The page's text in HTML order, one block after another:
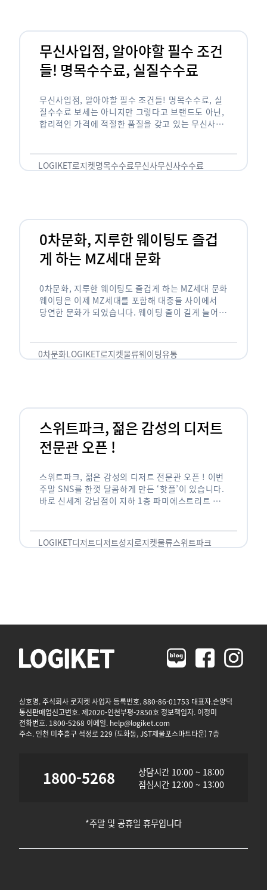
무신사입점, 알아야할 필수 조건
들! 명목수수료, 실질수수료
무신사입점, 알아야할 필수 조건들! 명목수수료, 실
질수수료 보세는 아니지만 그렇다고 브랜드도 아닌,
합리적인 가격에 적절한 품질을 갖고 있는 무신사!
LOGIKET로지켓명목수수료무신사무신사수수료
0차문화, 지루한 웨이팅도 즐겁
게 하는 MZ세대 문화
0차문화, 지루한 웨이팅도 즐겁게 하는 MZ세대 문화
웨이팅은 이제 MZ세대를 포함해 대중들 사이에서
당연한 문화가 되었습니다. 웨이팅 줄이 길게 늘어서
0차문화LOGIKET로지켓물류웨이팅유통
스위트파크, 젊은 감성의 디저트
전문관 오픈 !
스위트파크, 젊은 감성의 디저트 전문관 오픈 ! 이번
주말 SNS를 한껏 달콤하게 만든 ‘핫플’이 있습니다.
바로 신세계 강남점이 지하 1층 파미에스트리트 분
LOGIKET디저트디저트성지 로지켓물류스위트파크
상호명. 주식회사 로지켓 사업자 등록번호. 880-86-01753 대표자.손양덕
통신판매업신고번호. 제2020-인천부평-2850호 정보책임자. 이정미
전화번호. 1800-5268 이메일. help@logiket.com
주소. 인천 미추홀구 석정로 229 (도화동, JST제물포스마트타운) 7층
1800-5268
상담시간 10:00 ~ 18:00
점심시간 12:00 ~ 13:00
*주말 및 공휴일 휴무입니다